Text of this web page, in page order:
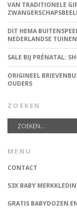
VAN TRADITIONELE
DIT HEMA
NEDERLANDSE TUINEN
SALE BIJ PRÉNATAL:
ORIGINEEL
OUDERS
ZOEKEN
MENU
CONTACT
53X BABY
GRATIS BABYDOZEN